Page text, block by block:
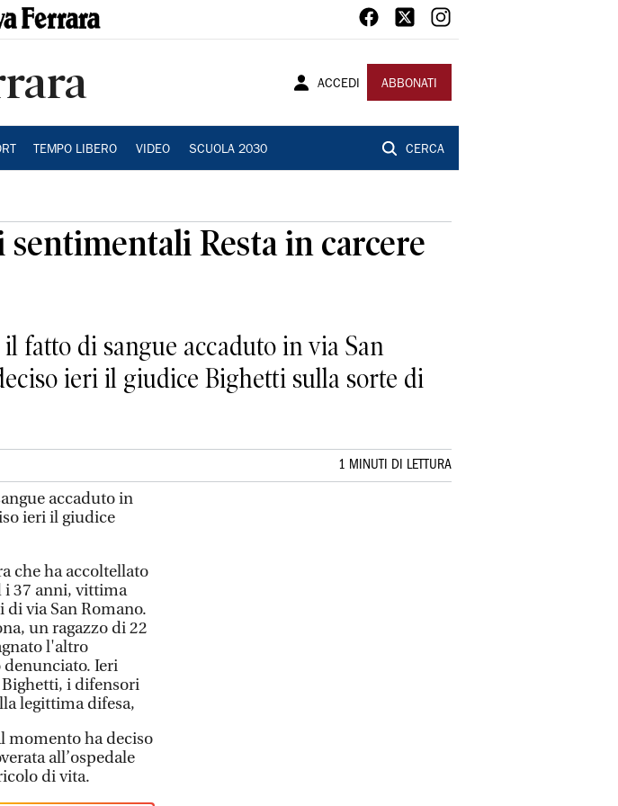
ACCEDI ABBONATI
TEMPO LIBERO VIDEO SCUOLA 2030 CERCA
Resta in carcere
fatto di sangue accaduto in via San
ieri il giudice Bighetti sulla sorte di
1 MINUTI DI LETTURA
accaduto in
ieri il giudice
che ha accoltellato
i 37 anni, vittima
di via San Romano.
un ragazzo di 22
l'altro
denunciato. Ieri
i difensori
legittima difesa,
momento ha deciso
all’ospedale
di vita.